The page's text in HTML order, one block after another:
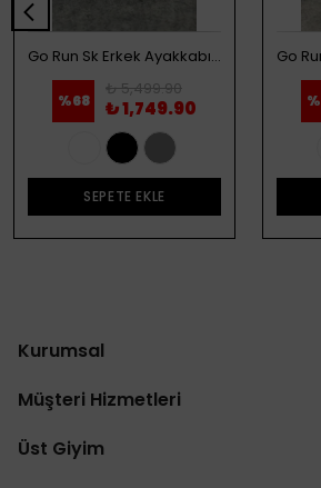
Go Run Sk Erkek Ayakkabı - Beyaz
%68
₺ 5,499.90
₺ 1,749.90
SEPETE EKLE
%
Kurumsal
Müşteri Hizmetleri
Üst Giyim